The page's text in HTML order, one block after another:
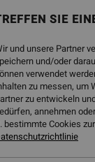
SIE
und unsere Partner
und/oder
verwendet
zu messen, um
zu entwickeln
annehmen
bestimmte Cookies